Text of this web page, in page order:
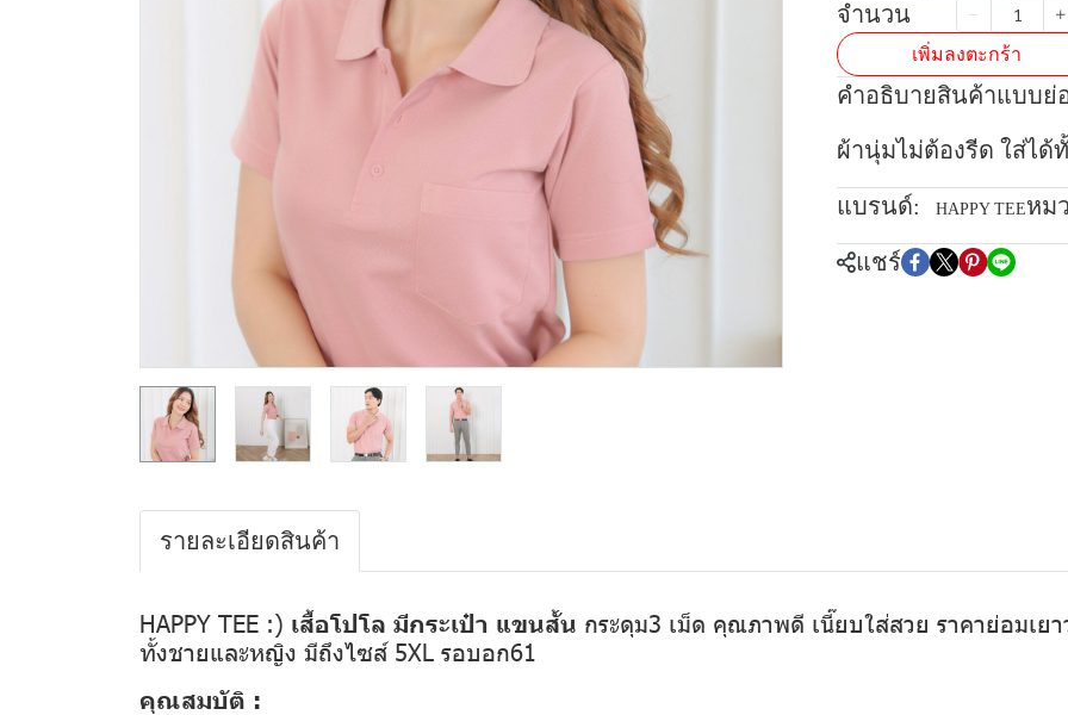
จำนวน
เพิ่มลงตะกร้า
คำอธิบายสินค้าแบบย่
ผ้านุ่มไม่ต้องรีด ใส่ได้
แบรนด์: HAPPY TEEหม
แชร์
รายละเอียดสินค้า
HAPPY TEE :) เสื้อโปโล มีกระเป๋า แขนสั้น กระดุม3 เม็ด คุณภาพดี เนี๊ยบใส่สวย ราคาย่อมเย
ทั้งชายและหญิง มีถึงไซส์ 5XL รอบอก61
คุณสมบัติ :